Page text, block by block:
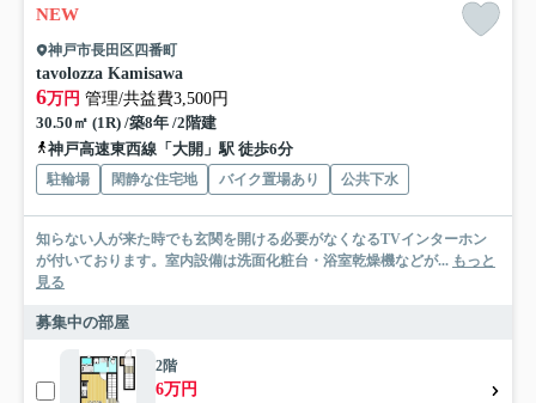
NEW
神戸市長田区四番町
tavolozza Kamisawa
6万円 管理/共益費3,500円
30.50㎡ (1R) /築8年 /2階建
神戸高速東西線「大開」駅 徒歩6分
駐輪場 閑静な住宅地 バイク置場あり 公共下水
知らない人が来た時でも玄関を開ける必要がなくなるTVインターホン
が付いております。室内設備は洗面化粧台・浴室乾燥機などが... もっと
見る
募集中の部屋
2階
6万円